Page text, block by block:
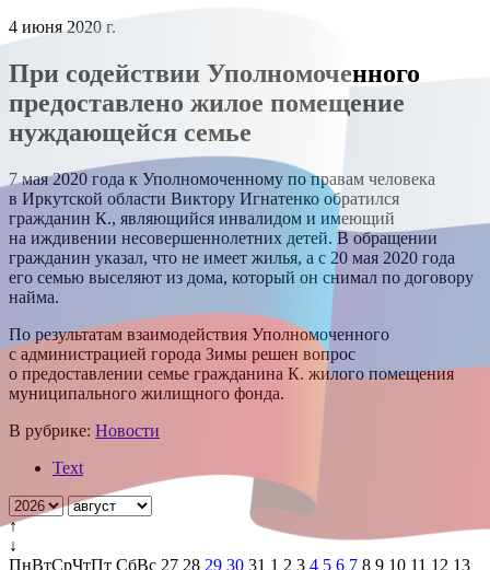
4 июня 2020 г.
При содействии Уполномоченного
предоставлено жилое помещение
нуждающейся семье
7 мая 2020 года к Уполномоченному по правам человека
в Иркутской области Виктору Игнатенко обратился
гражданин К., являющийся инвалидом и имеющий
на иждивении несовершеннолетних детей. В обращении
гражданин указал, что не имеет жилья, а с 20 мая 2020 года
его семью выселяют из дома, который он снимал по договору
найма.
По результатам взаимодействия Уполномоченного
с администрацией города Зимы решен вопрос
о предоставлении семье гражданина К. жилого помещения
муниципального жилищного фонда.
В рубрике: Новости
Text
↑
↓
ПнВтСрЧтПт СбВс 27 28 29 30 31 1 2 3 4 5 6 7 8 9 10 11 12 13